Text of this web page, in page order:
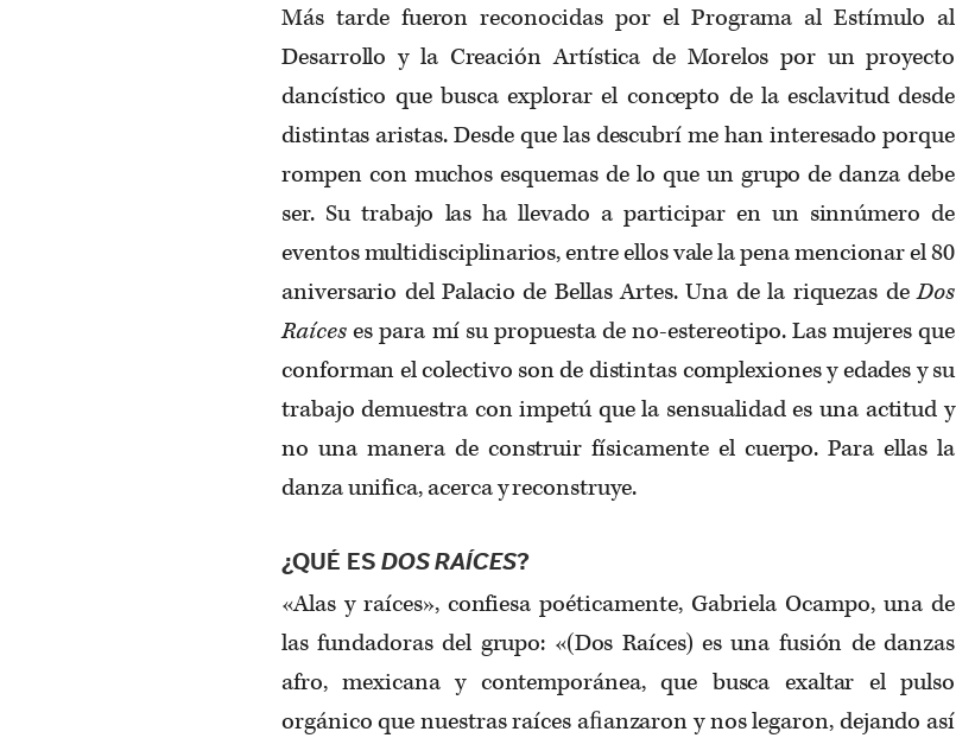
Más tarde fueron reconocidas por el Programa al Estímulo al
Desarrollo y la Creación Artística de Morelos por un proyecto
dancístico que busca explorar el concepto de la esclavitud desde
distintas aristas. Desde que las descubrí me han interesado porque
rompen con muchos esquemas de lo que un grupo de danza debe
ser. Su trabajo las ha llevado a participar en un sinnúmero de
eventos multidisciplinarios, entre ellos vale la pena mencionar el 80
aniversario del Palacio de Bellas Artes. Una de la riquezas deDos
Raíceses para mí su propuesta de no-estereotipo. Las mujeres que
conforman el colectivo son de distintas complexiones y edades y su
trabajo demuestra con impetú que la sensualidad es una actitud y
no una manera de construir físicamente el cuerpo. Para ellas la
danza unifica, acerca y reconstruye.
¿QUÉ ES DOS RAÍCES?
«Alas y raíces», confiesa poéticamente, Gabriela Ocampo, una de
las fundadoras del grupo: «(Dos Raíces) es una fusión de danzas
afro, mexicana y contemporánea, que busca exaltar el pulso
orgánico que nuestras raíces aﬁanzaron y nos legaron, dejando así